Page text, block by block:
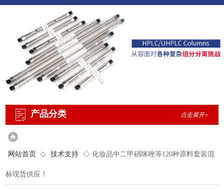
产品分类 点击展开+
网站首页 ◇ 技术支持 ◇ 化妆品中二甲硝咪唑等120种原料套装混
标现货供应！